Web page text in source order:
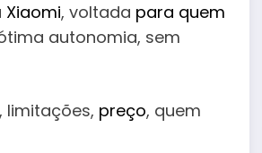
Xiaomi, voltada para quem
autonomia, sem
limitações, preço, quem